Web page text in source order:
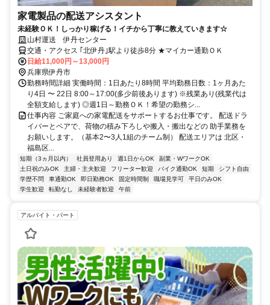
家電製品の配送アシスタント
未経験ＯＫ！しっかり稼げる！イチから丁寧に教えていきます☆
山村運送 伊丹センター
交通・アクセス ｢北伊丹｣駅より徒歩8分 ★マイカー通勤ＯＫ
日給11,000円～13,000円
兵庫県伊丹市
勤務時間詳細 実働時間：1日あたり8時間 平均勤務日数：1ヶ月あた
り4日 〜 22日 8:00～17:00(多少前後あります) ※残業あり(残業代は
全額支給します) ◎週1日～勤務ＯＫ！希望の勤務シ...
仕事内容 ご家庭への家電配送をサポートするお仕事です。 配送ドラ
イバーとペアで、荷物の積み下ろしや搬入・搬出などの 助手業務を
お願いします。（基本2〜3人1組のチーム制） 配送エリアは 北区・
福島区...
短期（3ヵ月以内） 社員登用あり 週1日からOK
副業・WワークOK
土日祝のみOK
主婦・主夫歓迎 フリーター歓迎 バイク通勤OK 短期
シフト自由
学歴不問
車通勤OK 即日勤務OK 固定時間制 職場見学可
平日のみOK
学生歓迎
転勤なし 未経験者歓迎 午前
アルバイト・パート